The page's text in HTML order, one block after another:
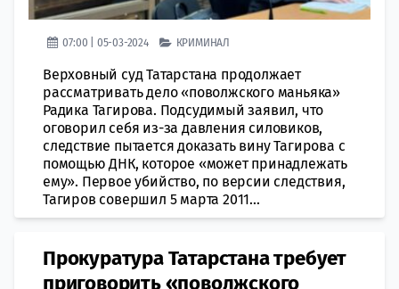
07:00 | 05-03-2024 КРИМИНАЛ
Верховный суд Татарстана продолжает
рассматривать дело «поволжского маньяка»
Радика Тагирова. Подсудимый заявил, что
оговорил себя из-за давления силовиков,
следствие пытается доказать вину Тагирова с
помощью ДНК, которое «может принадлежать
ему». Первое убийство, по версии следствия,
Тагиров совершил 5 марта 2011...
Прокуратура Татарстана требует
приговорить «поволжского